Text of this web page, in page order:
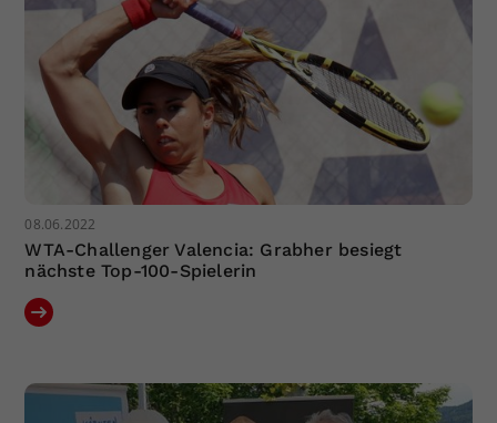
08.06.2022
WTA-Challenger Valencia: Grabher besiegt
nächste Top-100-Spielerin